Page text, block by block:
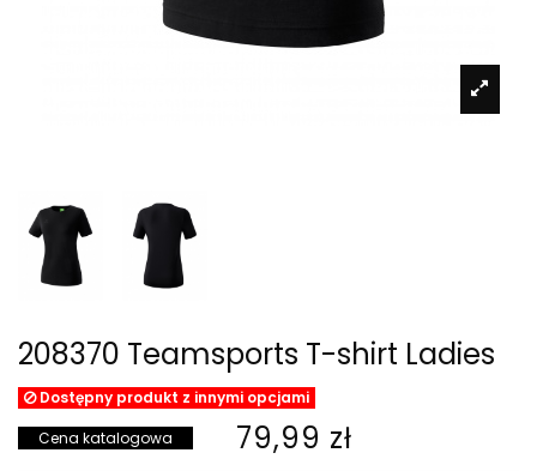
208370 Teamsports T-shirt Ladies
Dostępny produkt z innymi opcjami
Cena katalogowa 79,99 zł